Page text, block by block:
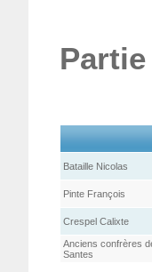
Bataille Nicolas
Pinte François
Crespel Calixte
Anciens confrères
Santes